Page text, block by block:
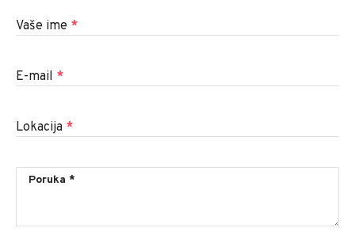
Vaše ime *
E-mail *
Lokacija *